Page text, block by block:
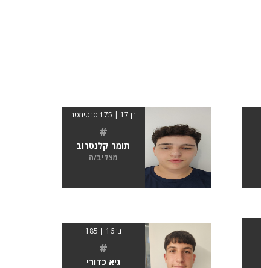
בן 17 | 175 סנטימטר
#
תומר קלנטרוב
מצליב/ה
בן 16 | 185
#
גיא כדורי